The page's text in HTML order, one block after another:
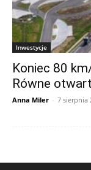
Inwestycje
Koniec 80
Równe
Anna Miler - 7 sierpnia